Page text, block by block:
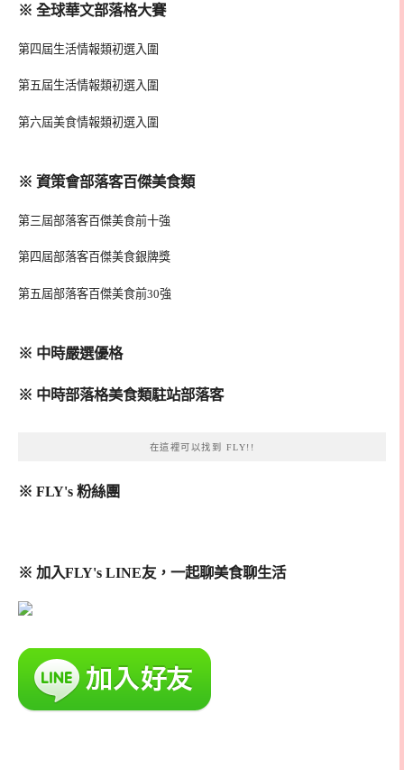
※ 全球華文部落格大賽
第四屆生活情報類初選入圍
第五屆生活情報類初選入圍
第六屆美食情報類初選入圍
※ 資策會部落客百傑美食類
第三屆部落客百傑美食前十強
第四屆部落客百傑美食銀牌獎
第五屆部落客百傑美食前30強
※ 中時嚴選優格
※ 中時部落格美食類駐站部落客
在這裡可以找到 FLY!!
※ FLY's 粉絲團
※ 加入FLY's LINE友，一起聊美食聊生活